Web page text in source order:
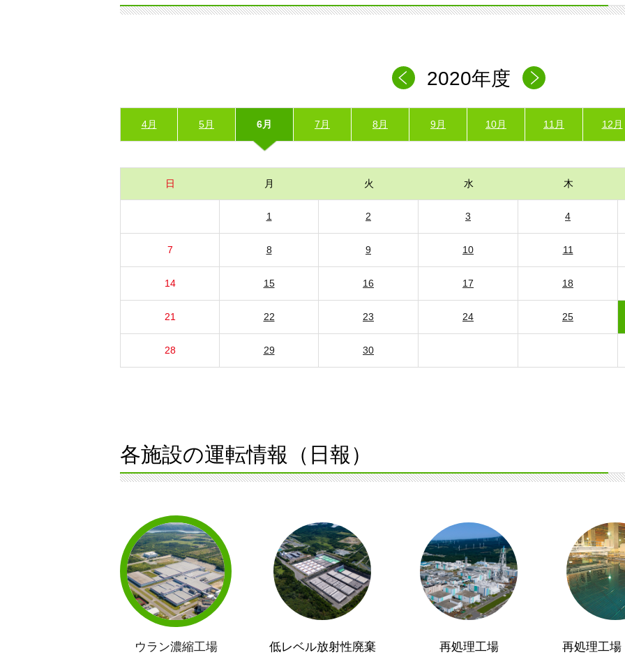
2020年度
4月 5月 6月 7月 8月 9月 10月 11月 12月
日 月 火 水 木
1 2 3 4
7 8 9 10 11
14 15 16 17 18
21 22 23 24 25
28 29 30
各施設の運転情報（日報）
ウラン濃縮工場 低レベル放射性廃棄 再処理工場 再処理工場